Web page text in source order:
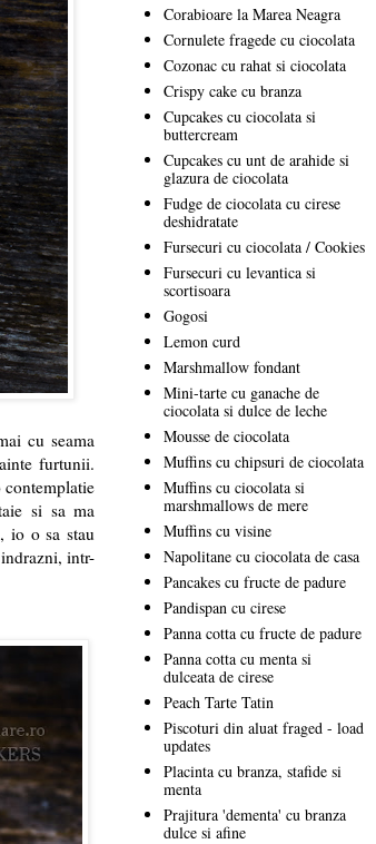
cu seama
furtunii.
si sa ma
io o sa stau
intr-
Corabioare la Marea Neagra
Cornulete fragede cu ciocolata
Cozonac cu rahat si ciocolata
Crispy cake cu branza
Cupcakes cu ciocolata si
buttercream
Cupcakes cu unt de arahide si
glazura de ciocolata
Fudge de ciocolata cu cirese
deshidratate
Fursecuri cu ciocolata / Cookies
Fursecuri cu levantica si
scortisoara
Gogosi
Lemon curd
Marshmallow fondant
Mini-tarte cu ganache de
ciocolata si dulce de leche
Mousse de ciocolata
Muffins cu chipsuri de ciocolata
Muffins cu ciocolata si
marshmallows de mere
Muffins cu visine
Napolitane cu ciocolata de casa
Pancakes cu fructe de padure
Pandispan cu cirese
Panna cotta cu fructe de padure
Panna cotta cu menta si
dulceata de cirese
Peach Tarte Tatin
Piscoturi din aluat fraged - load
updates
Placinta cu branza, stafide si
menta
Prajitura 'dementa' cu branza
dulce si afine